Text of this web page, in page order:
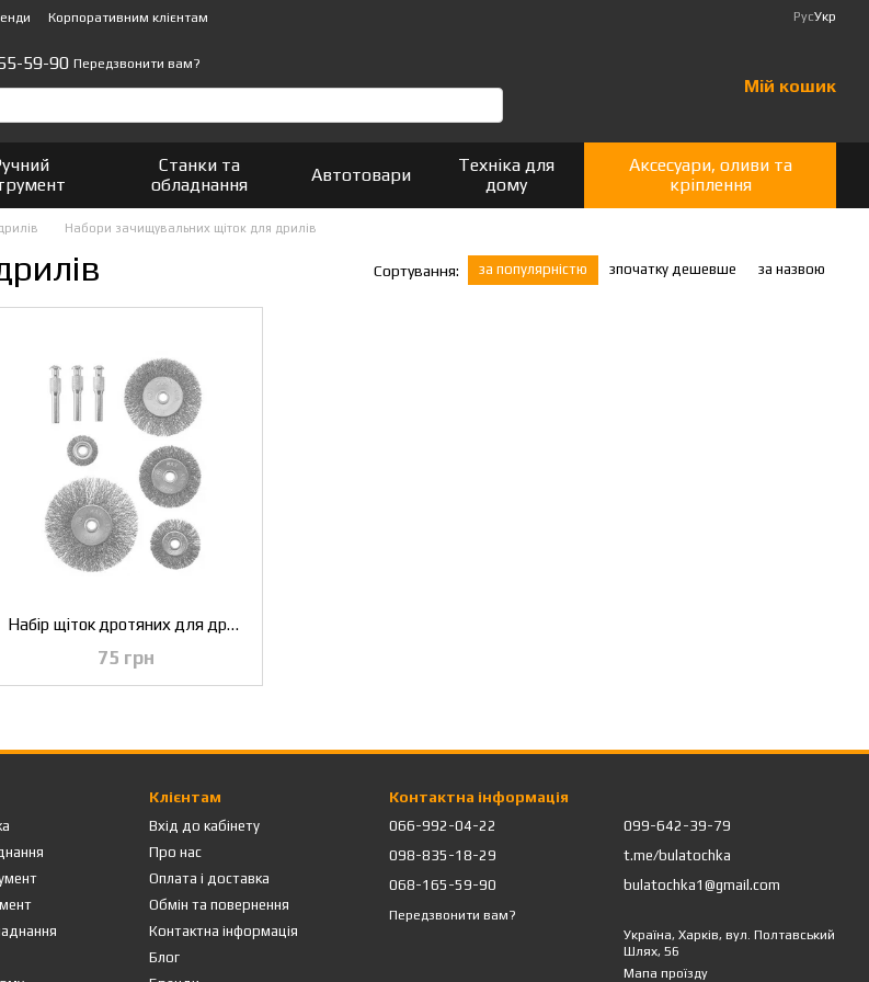
Корпоративним клієнтам РусУкр
59-90 Передзвонити вам?
Мій кошик
Станки та
обладнання
Автотовари
Техніка для
дому
Аксесуари, оливи та
кріплення
Набори зачищувальних щіток для дрилів
Сортування: за популярністю зпочатку дешевше за назвою
Набір щіток дротяних для дриля 5 од., 1/4" INTERTOOL BT-0500
75 грн
Клієнтам
Вхід до кабінету
Про нас
Оплата і доставка
Обмін та повернення
Контактна інформація
Блог
Контактна інформація
066-992-04-22
098-835-18-29
068-165-59-90
Передзвонити вам?
099-642-39-79
t.me/bulatochka
bulatochka1@gmail.com
Україна, Харків, вул. Полтавський
Шлях, 56
Мапа проїзду